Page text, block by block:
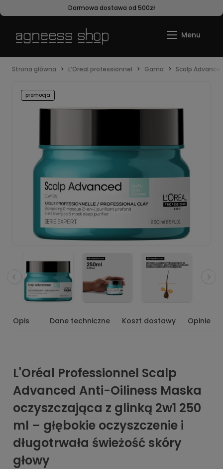
Darmowa dostawa od 500zł
Strona główna L’Oreal professionnel Gama Scalp
promocja
Opis Dane techniczne Koszt dostawy Opinie
L'Oréal Professionnel Scalp
Advanced Anti-Oiliness Maska
oczyszczająca z glinką 2w1 250
ml – głębokie oczyszczenie i
długotrwała świeżość skóry
głowy